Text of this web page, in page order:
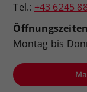
Tel.: +43 6245
Montag bis